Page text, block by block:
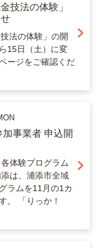
技法の体験」
法の体験」の開
15日（土）に変
ージをご確認くだ
事業者 申込開
体験プログラム
は、浦添市全域
ラムを11月の1カ
。 「りっか！